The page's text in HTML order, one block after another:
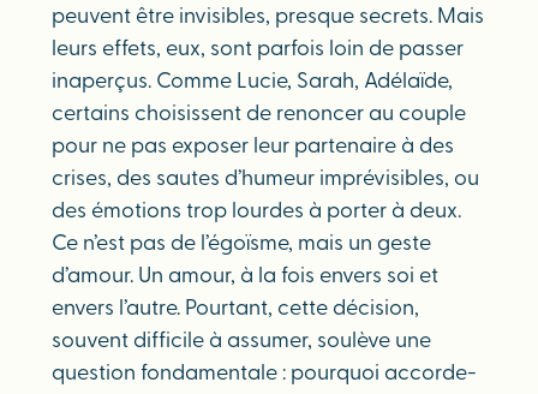
peuvent être invisibles, presque secrets. Mais
leurs effets, eux, sont parfois loin de passer
inaperçus. Comme Lucie, Sarah, Adélaïde,
certains choisissent de renoncer au couple
pour ne pas exposer leur partenaire à des
crises, des sautes d’humeur imprévisibles, ou
des émotions trop lourdes à porter à deux.
Ce n’est pas de l’égoïsme, mais un geste
d’amour. Un amour, à la fois envers soi et
envers l’autre. Pourtant, cette décision,
souvent difficile à assumer, soulève une
question fondamentale : pourquoi accorde-